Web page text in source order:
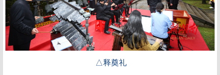
△释奠礼